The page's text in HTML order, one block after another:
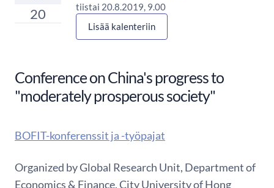
20
tiistai 20.8.2019, 9.00
Lisää kalenteriin
Conference on China's progress to
"moderately prosperous society"
BOFIT-konferenssit ja -työpajat
Organized by Global Research Unit, Department of
Economics & Finance, City University of Hong